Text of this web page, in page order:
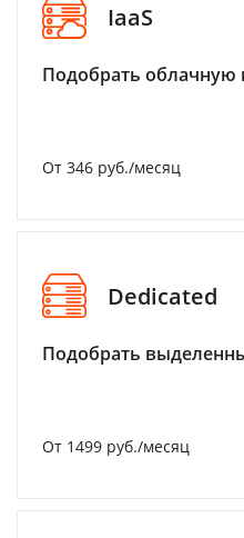
IaaS
Подобрать облачную
От 346 руб./месяц
Dedicated
Подобрать
От 1499 руб./месяц